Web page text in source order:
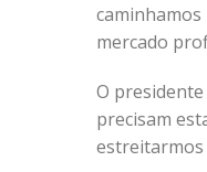
mercado
O
precisam
estreitarmos